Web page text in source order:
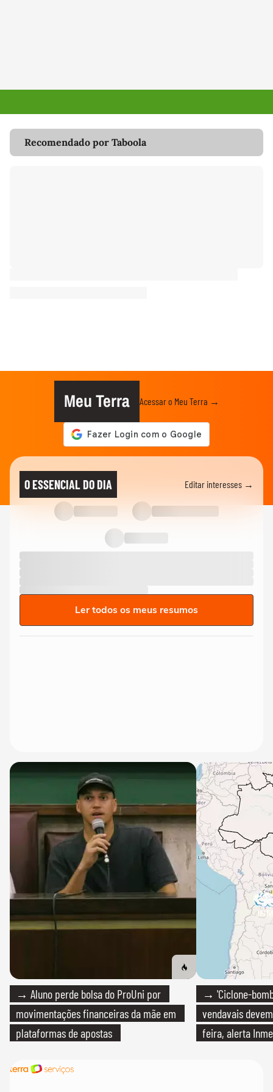
Recomendado por Taboola
Meu Terra Acessar o Meu Terra →
O ESSENCIAL DO DIA Editar interesses →
Ler todos os meus resumos
→ Aluno perde bolsa do ProUni por
movimentações financeiras da mãe em
plataformas de apostas
→ 'Ciclone-
vendavais
feira, alerta